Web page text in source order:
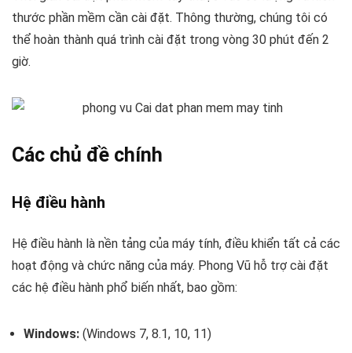
thước phần mềm cần cài đặt. Thông thường, chúng tôi có
thể hoàn thành quá trình cài đặt trong vòng 30 phút đến 2
giờ.
Các chủ đề chính
Hệ điều hành
Hệ điều hành là nền tảng của máy tính, điều khiển tất cả các
hoạt động và chức năng của máy. Phong Vũ hỗ trợ cài đặt
các hệ điều hành phổ biến nhất, bao gồm:
Windows: (Windows 7, 8.1, 10, 11)